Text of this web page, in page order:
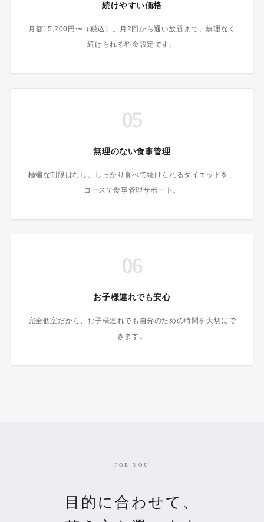
続けやすい価格
月額15,200円〜（税込）。月2回から通い放題まで、無理なく
続けられる料金設定です。
05
無理のない食事管理
極端な制限はなし。しっかり食べて続けられるダイエットを、
コースで食事管理サポート。
06
お子様連れでも安心
完全個室だから、お子様連れでも自分のための時間を大切にで
きます。
FOR YOU
目的に合わせて、